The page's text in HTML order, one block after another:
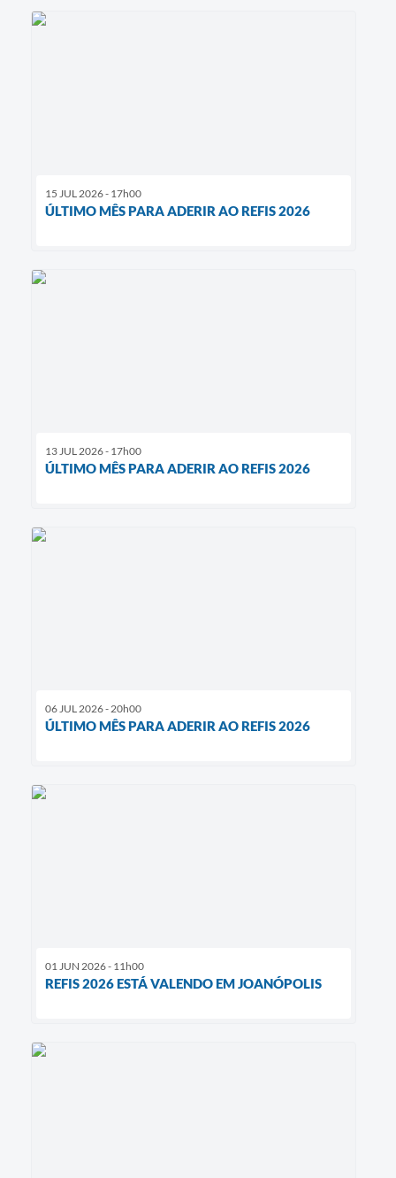
15 JUL 2026 - 17h00
ÚLTIMO MÊS PARA ADERIR AO REFIS 2026
13 JUL 2026 - 17h00
ÚLTIMO MÊS PARA ADERIR AO REFIS 2026
06 JUL 2026 - 20h00
ÚLTIMO MÊS PARA ADERIR AO REFIS 2026
01 JUN 2026 - 11h00
REFIS 2026 ESTÁ VALENDO EM JOANÓPOLIS